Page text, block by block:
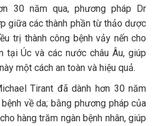
30 năm qua, phương pháp Dr
giữa các thành phần từ thảo dược
trị thành công bệnh vảy nến cho
tại Úc và các nước châu Âu, giúp
một cách an toàn và hiệu quả.
Tirant đã dành hơn 30 năm
về da; bằng phương pháp của
hàng trăm ngàn bệnh nhân, giúp